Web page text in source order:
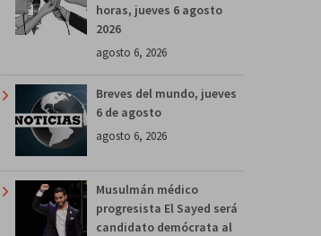
horas, jueves 6 agosto
2026
agosto 6, 2026
Breves del mundo, jueves
6 de agosto
agosto 6, 2026
Musulmán médico
progresista El Sayed será
candidato demócrata al